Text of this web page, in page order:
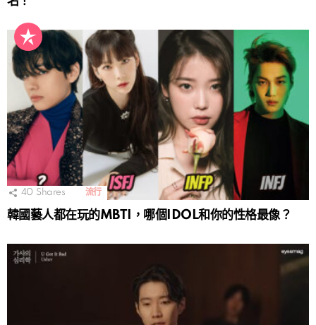
40 Shares 流行
韓國藝人都在玩的MBTI，哪個IDOL和你的性格最像？